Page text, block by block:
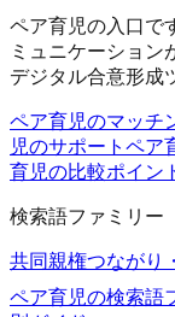
ペア育児の入口で
ミュニケーション
デジタル合意形成
ペア育児のマッチ
児のサポート ペア
育児の比較ポイン
検索語ファミリー
共同親権つながり
ペア育児の検索語